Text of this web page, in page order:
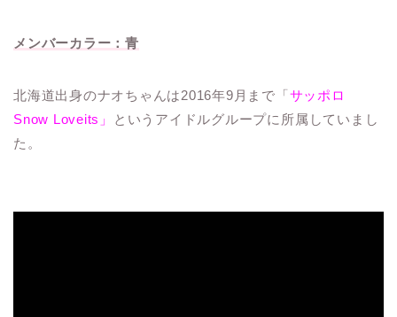
メンバーカラー：青
北海道出身のナオちゃんは2016年9月まで「サッポロ
Snow Loveits」
というアイドルグループに所属していまし
た。